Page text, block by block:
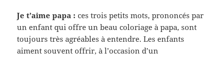
Je t’aime papa : ces trois petits mots, prononcés par
un enfant qui offre un beau coloriage à papa, sont
toujours très agréables à entendre. Les enfants
aiment souvent offrir, à l’occasion d’un